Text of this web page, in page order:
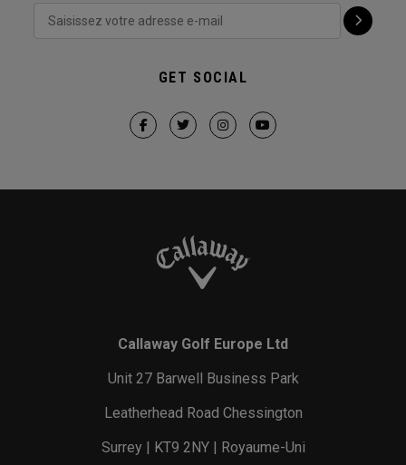
GET SOCIAL
Callaway Golf Europe Ltd
Unit 27 Barwell Business Park
Leatherhead Road Chessington
Surrey | KT9 2NY | Royaume-Uni